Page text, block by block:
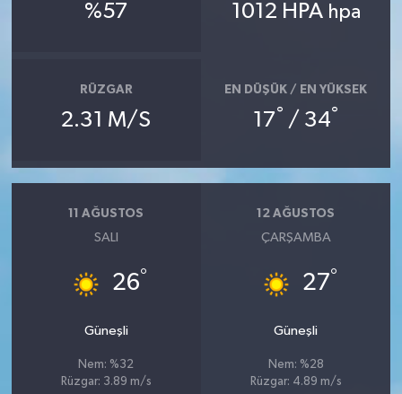
%57 1012 HPA hpa
RÜZGAR
2.31 M/S
EN DÜŞÜK / EN YÜKSEK
17° / 34°
11 AĞUSTOS
SALI
26°
Güneşli
Nem: %32
Rüzgar: 3.89 m/s
12 AĞUSTOS
ÇARŞAMBA
27°
Güneşli
Nem: %28
Rüzgar: 4.89 m/s